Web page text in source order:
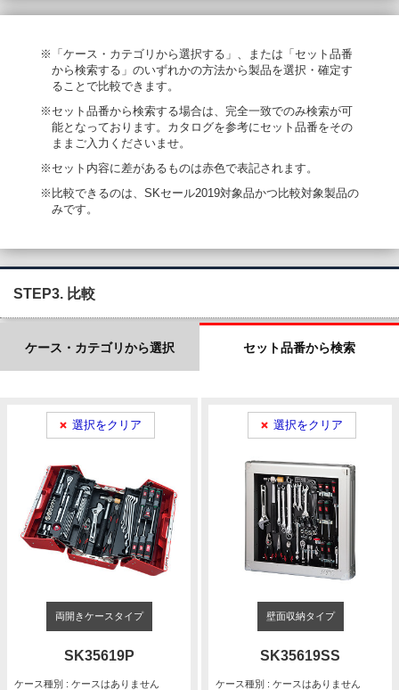
※「ケース・カテゴリから選択する」、または「セット品番
から検索する」のいずれかの方法から製品を選択・確定す
ることで比較できます。
※セット品番から検索する場合は、完全一致でのみ検索が可
能となっております。カタログを参考にセット品番をその
ままご入力くださいませ。
※セット内容に差があるものは赤色で表記されます。
※比較できるのは、SKセール2019対象品かつ比較対象製品の
みです。
STEP3. 比較
ケース・カテゴリから選択 セット品番から検索
選択をクリア
両開きケースタイプ
SK35619P
ケース種別 : ケースはありません
選択をクリア
壁面収納タイプ
SK35619SS
ケース種別 : ケースはありません